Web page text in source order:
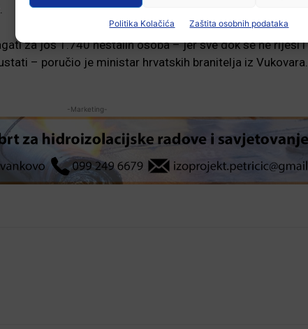
Politika Kolačića Zaštita osobnih podataka
za još 1.740 nestalih osoba – jer sve dok se ne riješi i
– poručio je ministar hrvatskih branitelja iz Vukovara.
-Marketing-